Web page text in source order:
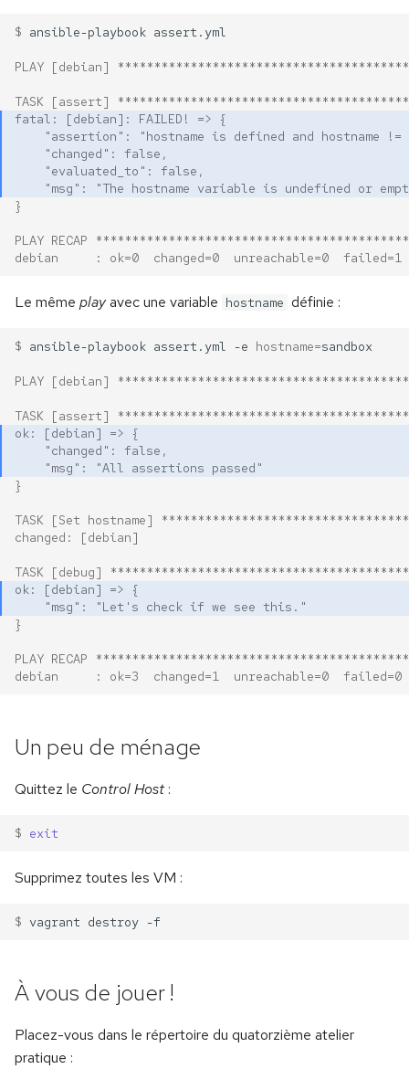
$ ansible-playbook
PLAY [debian]
TASK [assert]
fatal: [debian]: FAILED! => {
"assertion": "hostname is defined and hostname !=
    "changed": false,
    "evaluated_to": false,
"msg": "The hostname variable is undefined or
}
PLAY RECAP
debian     : ok=0  changed=0  unreachable=0  failed=1
Le même playavec une variable hostname définie :
$ ansible-playbook assert.yml -e hostname=
PLAY [debian]
TASK [assert]
ok: [debian] => {
    "changed": false,
    "msg": "All assertions passed"
}
TASK [Set hostname]
changed: [debian]
TASK [debug]
ok: [debian] => {
    "msg": "Let's check if we see this."
}
PLAY RECAP
debian     : ok=3  changed=1  unreachable=0  failed=0
Un peu de ménage
Quittez le Control Host:
$ exit
Supprimez toutes les VM :
$ vagrant destroy
À vous de jouer !
Placez-vous dans le répertoire du quatorzième atelier
pratique :